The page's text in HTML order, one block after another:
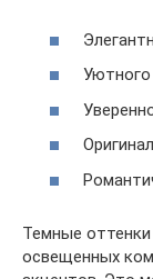
Темные
освещенных